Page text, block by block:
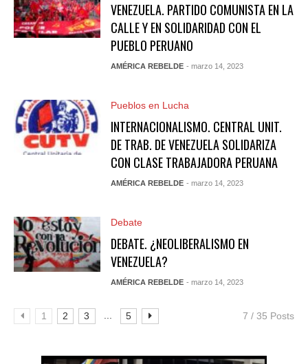
VENEZUELA. PARTIDO COMUNISTA EN LA
CALLE Y EN SOLIDARIDAD CON EL
PUEBLO PERUANO
AMÉRICA REBELDE - marzo 14, 2023
Pueblos en Lucha
INTERNACIONALISMO. CENTRAL UNIT.
DE TRAB. DE VENEZUELA SOLIDARIZA
CON CLASE TRABAJADORA PERUANA
AMÉRICA REBELDE - marzo 14, 2023
Debate
DEBATE. ¿NEOLIBERALISMO EN
VENEZUELA?
AMÉRICA REBELDE - marzo 14, 2023
1 2 3 5 7 / 35 Posts